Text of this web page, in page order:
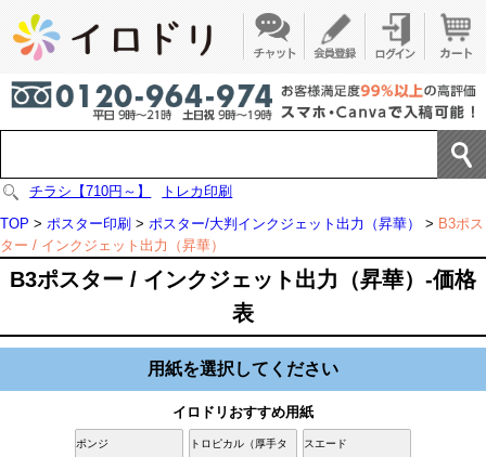
チラシ【710円～】
トレカ印刷
TOP > ポスター印刷 > ポスター/大判インクジェット出力（昇華） > B3ポス
ター / インクジェット出力（昇華）
B3ポスター / インクジェット出力（昇華）-価格
表
用紙を選択してください
イロドリおすすめ用紙
ポンジ
トロピカル（厚手タ
スエード